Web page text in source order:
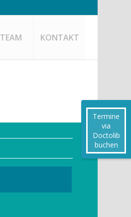
TEAM KONTAKT
Termine
via
Doctolib
buchen